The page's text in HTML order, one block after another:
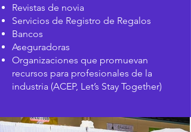
Revistas de novia
Servicios de Registro de Regalos
Bancos
Aseguradoras
Organizaciones que promuevan
recursos para profesionales de la
industria (ACEP, Let’s Stay Together)